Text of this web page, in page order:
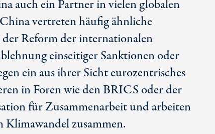
auch ein Partner in vielen globalen
vertreten häufig ähnliche
der Reform der internationalen
einseitiger Sanktionen oder
ein aus ihrer Sicht eurozentrisches
in Foren wie den BRICS oder der
für Zusammenarbeit und arbeiten
Klimawandel zusammen.